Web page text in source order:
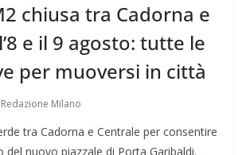
chiusa tra Cadorna e
e il 9 agosto: tutte le
per muoversi in città
Redazione Milano
tra Cadorna e Centrale per consentire
del nuovo piazzale di Porta Garibaldi.